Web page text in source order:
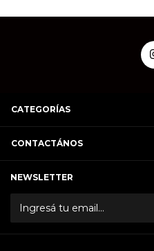
CATEGORÍAS
CONTACTÁNOS
NEWSLETTER